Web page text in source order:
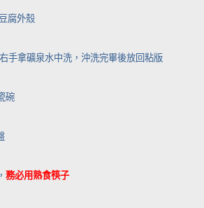
腐外殼
右手拿礦泉水中洗，沖洗完畢後放回粘版
碗
務必用熟食筷子